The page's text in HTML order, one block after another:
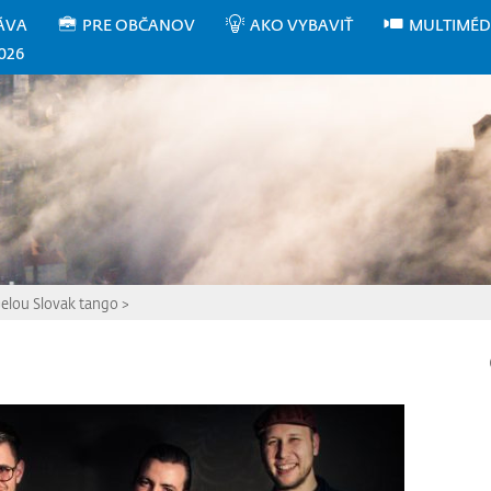
PRE OBČANOV AKO VYBAVIŤ
Slovak tango >